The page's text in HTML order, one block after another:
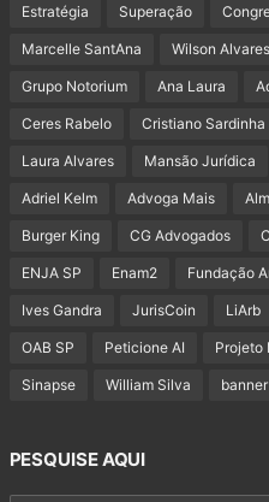
Estratégia Superação
Marcelle SantAna Wilson Alvares
Grupo Notorium Ana Laura
Ceres Rabelo Cristiano Sardinha
Laura Alvares Mansão Jurídica
Adriel Kelm Advoga Mais
Burger King CG Advogados
ENJA SP Enam2 Fundação
Ives Gandra JurisCoin LiArb
OAB SP Peticione AI Projeto
Sinapse William Silva banner
PESQUISE AQUI